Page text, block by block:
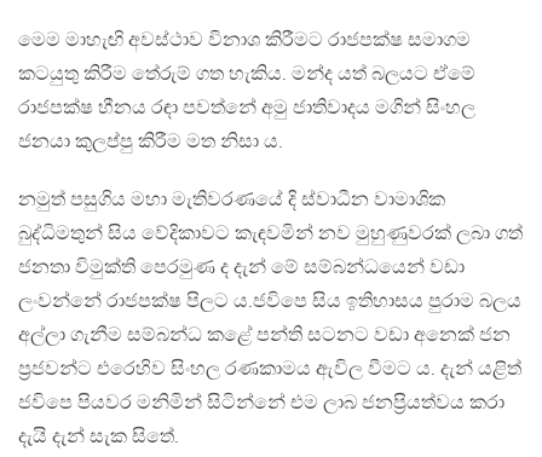
මෙම මාහැඟි අවස්ථාව විනාශ කිරීමට රාජපක්ෂ සමාගම
කටයුතු කිරීම තේරුම් ගත හැකිය. මන්ද යත් බලයට ඒමේ
රාජපක්ෂ හීනය රඳා පවත්නේ අමු ජාතිවාදය මගින් සිංහල
ජනයා කුලප්පු කිරීම මත නිසා ය.
නමුත් පසුගිය මහා මැතිවරණයේ දි ස්වාධීන වාමාශික
බුද්ධිමතුන් සිය වේදිකාවට කැඳවමින් නව මුහුණුවරක් ලබා ගත්
ජනතා විමුක්ති පෙරමුණ ද දැන් මේ සම්බන්ධයෙන් වඩා
ලංවන්නේ රාජපක්ෂ පිලට ය.ජවිපෙ සිය ඉතිහාසය පුරාම බලය
අල්ලා ගැනීම සම්බන්ධ කළේ පන්ති සටනට වඩා අනෙක් ජන
ප්‍රජවන්ට එරෙහිව සිංහල රණකාමය ඇවිල වීමට ය. දැන් යළිත්
ජවිපෙ පියවර මනිමින් සිටින්නේ එම ලාබ ජනප්‍රියත්වය කරා
දැයි දැන් සැක සිතේ.